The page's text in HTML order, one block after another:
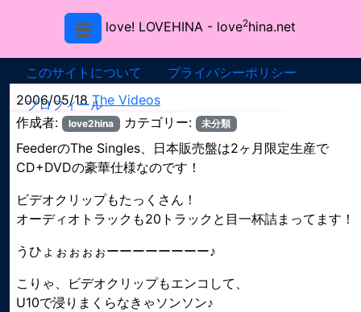
love! LOVEHINA - love2hina.net
このサイトについて
プライバシーポリシー
プロフィール
2006/05/18The Videos
作成者:
love2hina カテゴリー: 未分類
FeederのThe Singles、日本販売盤は2ヶ月限定生産で
CD+DVDの豪華仕様なのです！
ビデオクリップもたっくさん！
オーディオトラックも20トラックと目一杯詰まってます！
うひょぉぉぉぉーーーーーーーー♪
こりゃ、ビデオクリップもエンコして、
U10で浸りまくらなきゃソンソン♪